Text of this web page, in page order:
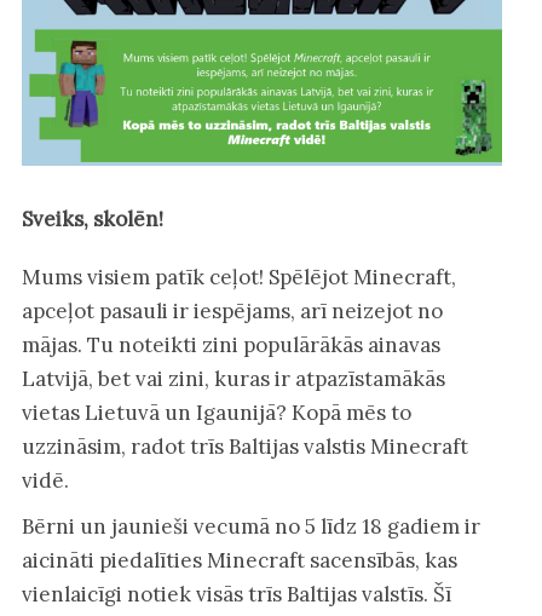
Sveiks, skolēn!
Mums visiem patīk ceļot! Spēlējot Minecraft,
apceļot pasauli ir iespējams, arī neizejot no
mājas. Tu noteikti zini populārākās ainavas
Latvijā, bet vai zini, kuras ir atpazīstamākās
vietas Lietuvā un Igaunijā? Kopā mēs to
uzzināsim, radot trīs Baltijas valstis Minecraft
vidē.
Bērni un jaunieši vecumā no 5 līdz 18 gadiem ir
aicināti piedalīties Minecraft sacensībās, kas
vienlaicīgi notiek visās trīs Baltijas valstīs. Šī